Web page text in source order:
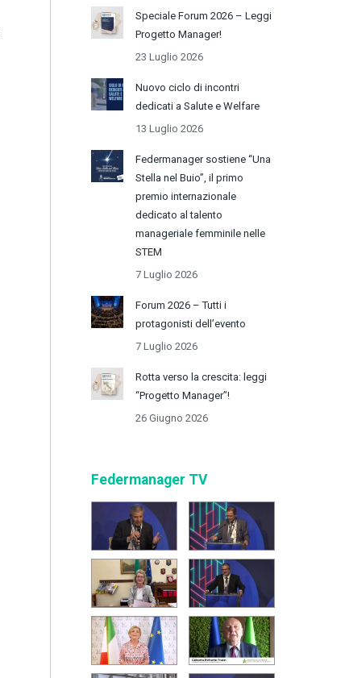
Speciale Forum 2026 – Leggi
Progetto Manager!
23 Luglio 2026
Nuovo ciclo di incontri
dedicati a Salute e Welfare
13 Luglio 2026
Federmanager sostiene “Una
Stella nel Buio”, il primo
premio internazionale
dedicato al talento
manageriale femminile nelle
STEM
7 Luglio 2026
Forum 2026 – Tutti i
protagonisti dell’evento
7 Luglio 2026
Rotta verso la crescita: leggi
“Progetto Manager”!
26 Giugno 2026
Federmanager TV